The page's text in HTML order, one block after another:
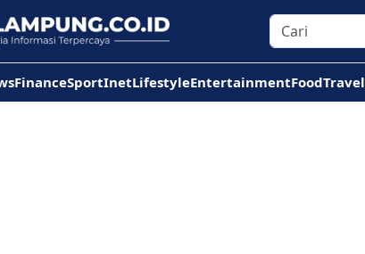
FinanceSportInetLifestyleEntertainmentFoodTravel